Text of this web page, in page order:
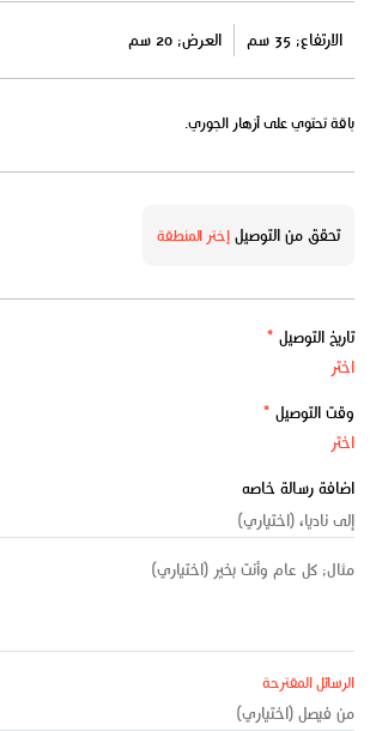
الارتفاع: 35 سم العرض: 20 سم
باقة تحتوي على أزهار الجوري.
تحقق من التوصيلإختر المنطقة
تاريخ التوصيل *
وقت التوصيل *
اضافة رسالة خاصه
الرسائل المقترحة